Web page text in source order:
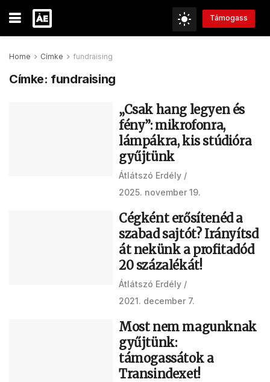
Támogass
Home Címke fundraising
Címke: fundraising
„Csak hang legyen és
fény”: mikrofonra,
lámpákra, kis stúdióra
gyűjtünk
Átlátszó Erdély
2025. november 19.
Cégként erősítenéd a
szabad sajtót? Irányítsd
át nekünk a profitadód
20 százalékát!
Átlátszó Erdély
2021. december 7.
Most nem magunknak
gyűjtünk:
támogassátok a
Transindexet!